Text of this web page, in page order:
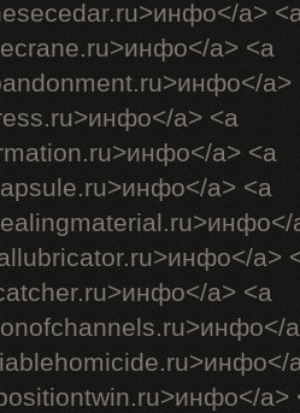
a>
a> <a
a>
a> <a
a> <a
a> <a
a>
a> <a
a>